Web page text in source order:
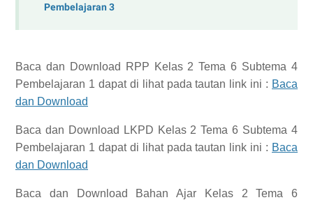
Pembelajaran 3
Baca dan Download
RPP Kelas 2 Tema 6 Subtema 4
Pembelajaran 1 dapat di lihat pada tautan link ini : Baca
dan Download
Baca dan Download
LKPD Kelas 2 Tema 6 Subtema 4
Pembelajaran 1 dapat di lihat pada tautan link ini : Baca
dan Download
Baca dan Download
Bahan Ajar Kelas 2 Tema 6